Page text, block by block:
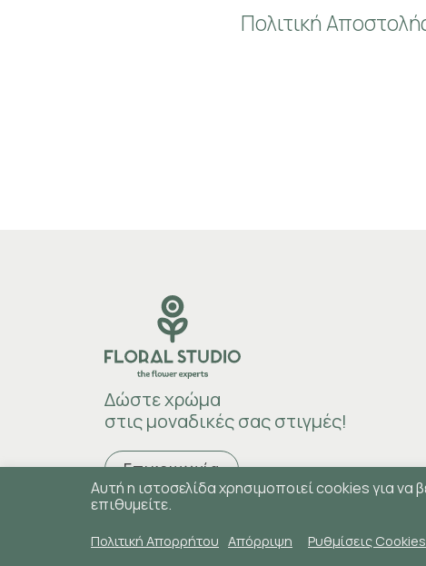
Πολιτική
Δώστεχρώμα
στις μοναδικές σας στιγμές!
Επικοινωνία
Αυτή η ιστοσελίδα χρησιμοποιεί cookies για να
επιθυμείτε.
Πολιτική Απορρήτου Απόρριψη Ρυθμίσεις Cookies